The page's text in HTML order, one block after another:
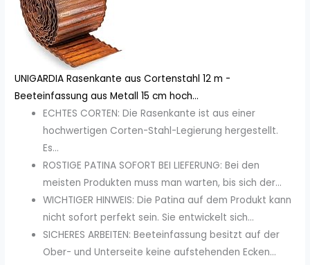
UNIGARDIA Rasenkante aus Cortenstahl 12 m -
Beeteinfassung aus Metall 15 cm hoch...
ECHTES CORTEN: Die Rasenkante ist aus einer
hochwertigen Corten-Stahl-Legierung hergestellt.
Es...
ROSTIGE PATINA SOFORT BEI LIEFERUNG: Bei den
meisten Produkten muss man warten, bis sich der...
WICHTIGER HINWEIS: Die Patina auf dem Produkt kann
nicht sofort perfekt sein. Sie entwickelt sich...
SICHERES ARBEITEN: Beeteinfassung besitzt auf der
Ober- und Unterseite keine aufstehenden Ecken...